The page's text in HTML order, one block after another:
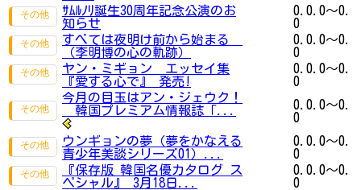
ｻﾑﾙﾉﾘ誕生30周年記念公演のお
知らせ
0.0.0～0.
0
すべては夜明け前から始まる
（李明博の心の軌跡）
0.0.0～0.
0
ヤン・ミギョン エッセイ集
『愛する心で』 発売!
0.0.0～0.
0
今月の目玉はアン・ジェウク！
韓国プレミアム情報誌「...
0.0.0～0.
0
ウンギョンの夢（夢をかなえる
青少年美談シリーズ01）...
0.0.0～0.
0
『保存版 韓国名優カタログ ス
ペシャル』 3月18日...
0.0.0～0.
0